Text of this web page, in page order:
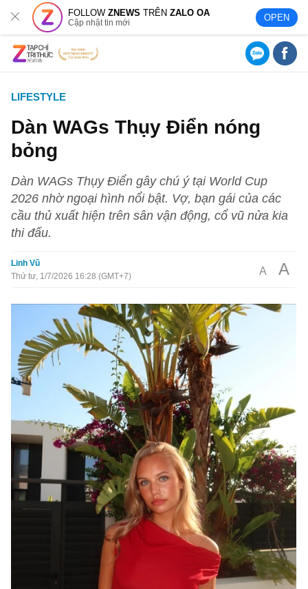
FOLLOWZNEWS TRÊNZALO OA
Cập nhật tin mới OPEN
LIFESTYLE
Dàn WAGs Thụy Điển nóng
bỏng
Dàn WAGs Thụy Điển gây chú ý tại World Cup
2026 nhờ ngoại hình nổi bật. Vợ, bạn gái của các
cầu thủ xuất hiện trên sân vận động, cổ vũ nửa kia
thi đấu.
Linh Vũ
Thứ tư, 1/7/2026 16:28 (GMT+7)
A A